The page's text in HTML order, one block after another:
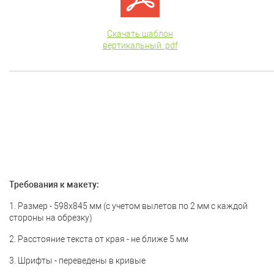
Скачать шаблон
вертикальный .pdf
Требования к макету:
1. Размер - 598х845 мм (с учетом вылетов по 2 мм с каждой
стороны на обрезку)
2. Расстояние текста от края - не ближе 5 мм
3. Шрифты - переведены в кривые